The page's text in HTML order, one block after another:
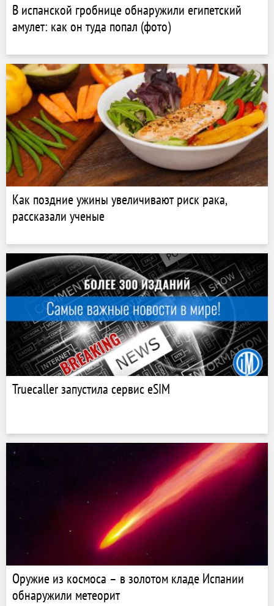
В испанской гробнице обнаружили египетский
амулет: как он туда попал (фото)
Как поздние ужины увеличивают риск рака,
рассказали ученые
Truecaller запустила сервис eSIM
Оружие из космоса – в золотом кладе Испании
обнаружили метеорит